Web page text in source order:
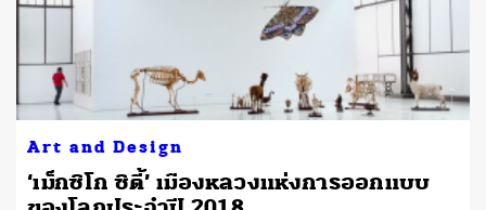
Art and Design
‘เม็กซิโก ซิตี้’ เมืองหลวงแห่งการออกแบบ